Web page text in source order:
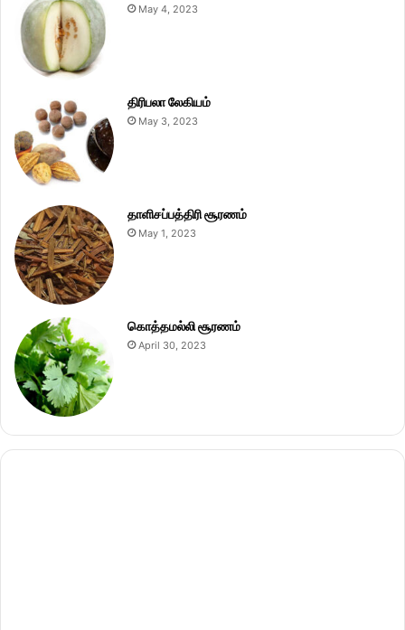
May 4, 2023
திரிபலா லேகியம்
May 3, 2023
தாளிசப்பத்திரி சூரணம்
May 1, 2023
கொத்தமல்லி சூரணம்
April 30, 2023